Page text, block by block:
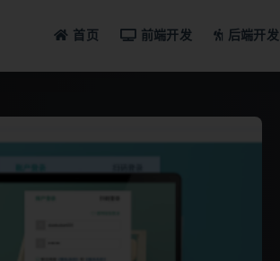
首页 前端开发 后端开发